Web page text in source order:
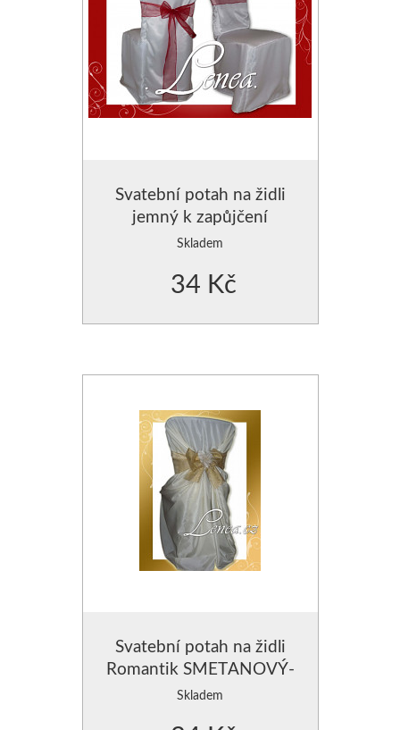
Svatební potah na židli
jemný k zapůjčení
Skladem
34 Kč
Svatební potah na židli
Romantik SMETANOVÝ-
zapůjčení
Skladem